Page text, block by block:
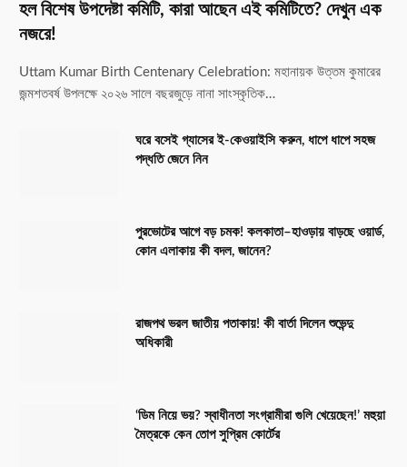
হল বিশেষ উপদেষ্টা কমিটি, কারা আছেন এই কমিটিতে? দেখুন এক
নজরে!
Uttam Kumar Birth Centenary Celebration: মহানায়ক উত্তম কুমারের
জন্মশতবর্ষ উপলক্ষে ২০২৬ সালে বছরজুড়ে নানা সাংস্কৃতিক…
ঘরে বসেই গ্যাসের ই-কেওয়াইসি করুন, ধাপে ধাপে সহজ
পদ্ধতি জেনে নিন
পুরভোটের আগে বড় চমক! কলকাতা–হাওড়ায় বাড়ছে ওয়ার্ড,
কোন এলাকায় কী বদল, জানেন?
রাজপথ ভরল জাতীয় পতাকায়! কী বার্তা দিলেন শুভেন্দু
অধিকারী
‘ডিম নিয়ে ভয়? স্বাধীনতা সংগ্রামীরা গুলি খেয়েছেন!’ মহুয়া
মৈত্রকে কেন তোপ সুপ্রিম কোর্টের